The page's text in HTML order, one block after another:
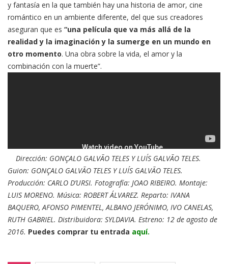
y fantasía en la que también hay una historia de amor, cine
romántico en un ambiente diferente, del que sus creadores
aseguran que es “una película que va más allá de la
realidad y la imaginación y la sumerge en un mundo en
otro momento. Una obra sobre la vida, el amor y la
combinación con la muerte”.
Dirección: GONÇALO GALVÃO TELES Y LUÍS GALVÃO TELES.
Guion: GONÇALO GALVÃO TELES Y LUÍS GALVÃO TELES.
Producción: CARLO D’URSI. Fotografía: JOAO RIBEIRO. Montaje:
LUIS MORENO. Música: ROBERT ÁLVAREZ. Reparto: IVANA
BAQUERO, AFONSO PIMENTEL, ALBANO JERÓNIMO, IVO CANELAS,
RUTH GABRIEL. Distribuidora: SYLDAVIA. Estreno: 12 de agosto de
2016. Puedes comprar tu entrada aquí.